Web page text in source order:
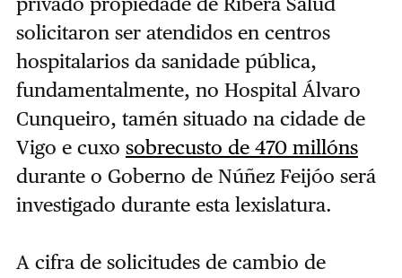
solicitaron ser atendidos en centros
hospitalarios da sanidade pública,
fundamentalmente, no Hospital Álvaro
Cunqueiro, tamén situado na cidade de
Vigo e cuxo sobrecusto de 470 millóns
durante o Goberno de Núñez Feijóo será
investigado durante esta lexislatura.
A cifra de solicitudes de cambio de